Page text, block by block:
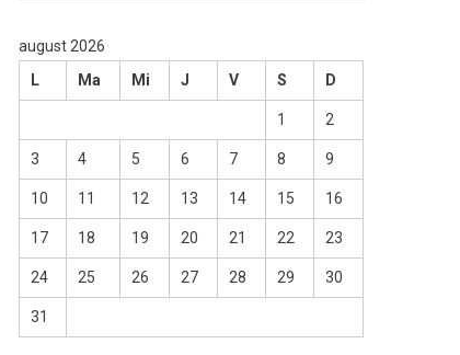
august 2026
L
Ma Mi J V S D
1 2
3 4 5 6 7 8 9
10 11 12 13 14 15 16
17 18 19 20 21 22 23
24 25 26 27 28 29 30
31